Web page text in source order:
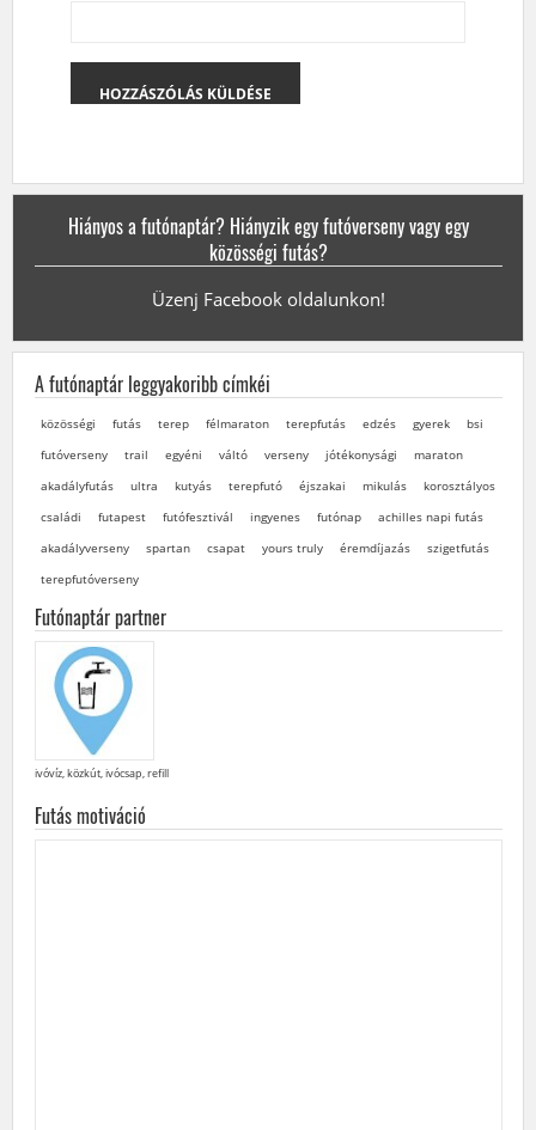
Hiányos a futónaptár? Hiányzik egy futóverseny vagy egy
közösségi futás?
Üzenj Facebook oldalunkon!
A futónaptár leggyakoribb címkéi
közösségi futás terep félmaraton terepfutás edzés gyerek
bsi
futóverseny
trail egyéni váltó verseny jótékonysági
maraton
akadályfutás
ultra kutyás terepfutó éjszakai mikulás
korosztályos
családi
futapest futófesztivál ingyenes futónap
achilles napi futás
akadályverseny
spartan csapat yours truly éremdíjazás
szigetfutás
terepfutóverseny
Futónaptár partner
ivóvíz, közkút, ivócsap, refill
Futás motiváció